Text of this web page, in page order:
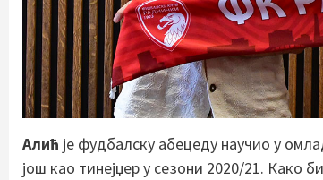
Алић је фудбалску абецеду научио у
још као тинејџер у сезони 2020/21. Како